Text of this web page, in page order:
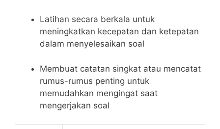
Latihan secara ⁤berkala untuk ​
meningkatkan kecepatan dan ketepatan
dalam ⁤menyelesaikan soal
Membuat catatan singkat atau ⁣mencatat
rumus-rumus penting untuk​
memudahkan mengingat saat
mengerjakan ‌soal